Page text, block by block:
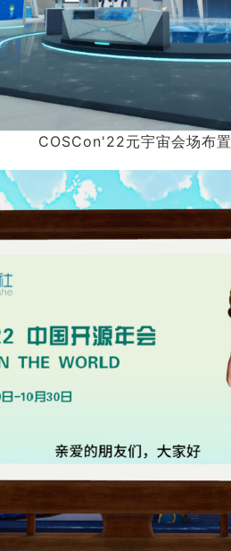
COSCon'22元宇宙会场布置